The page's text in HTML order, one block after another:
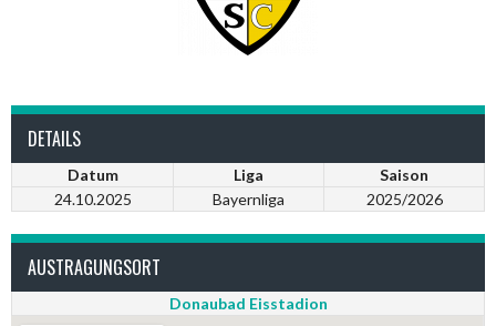
DETAILS
Datum Liga
Saison
24.10.2025
Bayernliga 2025/2026
AUSTRAGUNGSORT
Donaubad Eisstadion